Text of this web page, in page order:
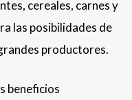
cereales, carnes y
las posibilidades de
productores.
beneficios